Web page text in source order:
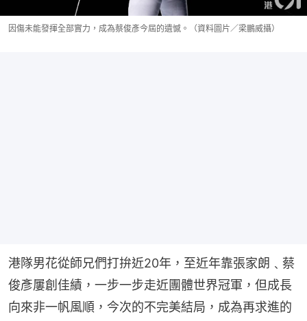
因傷未能發揮全部實力，成為蔡俊彥今屆的遺憾。（資料圖片／梁鵬威攝）
港隊男花從師兄們打拚近20年，至近年靠張家朗﹑蔡
俊彥屢創佳績，一步一步走近團體世界冠軍，但成長
向來非一帆風順，今次的不完美結局，成為再求進的